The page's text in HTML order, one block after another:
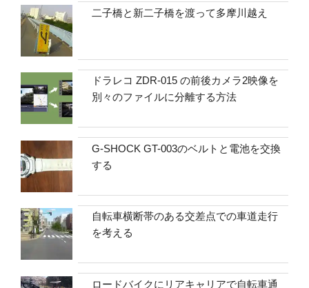
二子橋と新二子橋を渡って多摩川越え
ドラレコ ZDR-015 の前後カメラ2映像を
別々のファイルに分離する方法
G-SHOCK GT-003のベルトと電池を交換
する
自転車横断帯のある交差点での車道走行
を考える
ロードバイクにリアキャリアで自転車通